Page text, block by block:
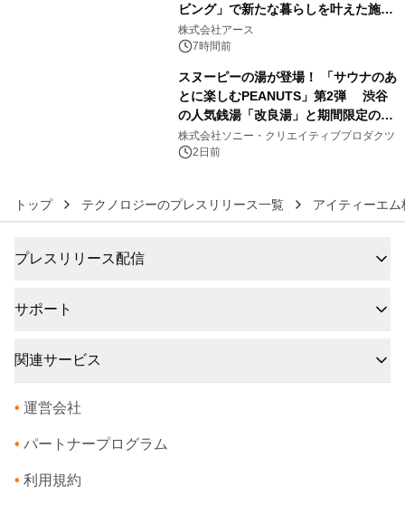
ビング」で新たな暮らしを叶えた施工
事例を株式会社アースが公開
株式会社アース
7時間前
スヌーピーの湯が登場！ 「サウナのあ
とに楽しむPEANUTS」第2弾 渋谷
の人気銭湯「改良湯」と期間限定のコ
ラボレーション サウナイキタイコラ
ボグッズも発売決定！
株式会社ソニー・クリエイティブプロダクツ
2日前
トップ テクノロジーのプレスリリース一覧 アイティーエム
プレスリリース配信
サポート
関連サービス
• 運営会社
• パートナープログラム
• 利用規約